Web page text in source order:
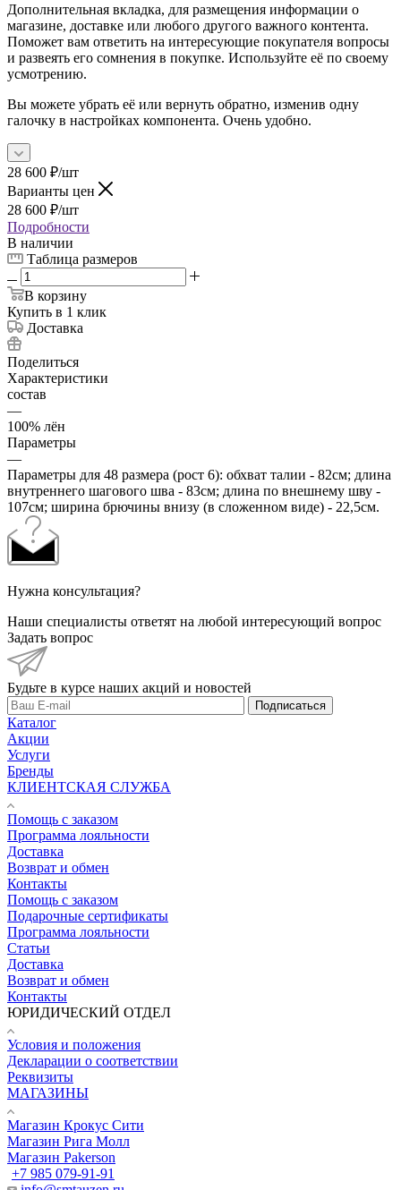
Дополнительная вкладка, для размещения информации о
магазине, доставке или любого другого важного контента.
Поможет вам ответить на интересующие покупателя вопросы
и развеять его сомнения в покупке. Используйте её по своему
усмотрению.
Вы можете убрать её или вернуть обратно, изменив одну
галочку в настройках компонента. Очень удобно.
28 600 ₽/шт
Варианты цен
28 600 ₽/шт
Подробности
В наличии
Таблица размеров
В корзину
Купить в 1 клик
Доставка
Поделиться
Характеристики
состав
—
100% лён
Параметры
—
Параметры для 48 размера (рост 6): обхват талии - 82см; длина
внутреннего шагового шва - 83см; длина по внешнему шву -
107см; ширина брючины внизу (в сложенном виде) - 22,5см.
Нужна консультация?
Наши специалисты ответят на любой интересующий вопрос
Задать вопрос
Будьте в курсе наших акций и новостей
Подписаться
Каталог
Акции
Услуги
Бренды
КЛИЕНТСКАЯ СЛУЖБА
Помощь с заказом
Программа лояльности
Доставка
Возврат и обмен
Контакты
Помощь с заказом
Подарочные сертификаты
Программа лояльности
Статьи
Доставка
Возврат и обмен
Контакты
ЮРИДИЧЕСКИЙ ОТДЕЛ
Условия и положения
Декларации о соответствии
Реквизиты
МАГАЗИНЫ
Магазин Крокус Сити
Магазин Рига Молл
Магазин Pakerson
+7 985 079-91-91